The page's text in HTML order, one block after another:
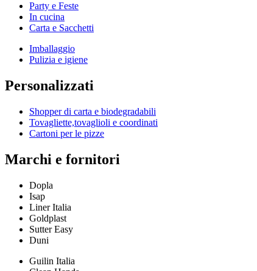
Party e Feste
In cucina
Carta e Sacchetti
Imballaggio
Pulizia e igiene
Personalizzati
Shopper di carta e biodegradabili
Tovagliette,tovaglioli e coordinati
Cartoni per le pizze
Marchi e fornitori
Dopla
Isap
Liner Italia
Goldplast
Sutter Easy
Duni
Guilin Italia